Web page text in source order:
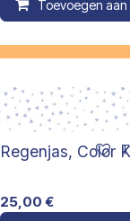
Toevoegen
Regenjas, Color
25,00 €